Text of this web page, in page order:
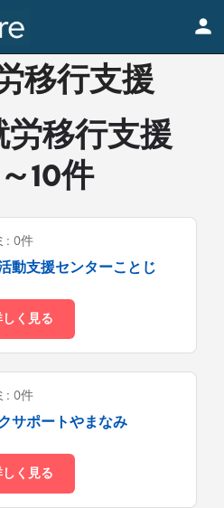
移行支援
移行支援
10件
: 0件
動支援センターことじ
しく見る
: 0件
サポートやまなみ
しく見る